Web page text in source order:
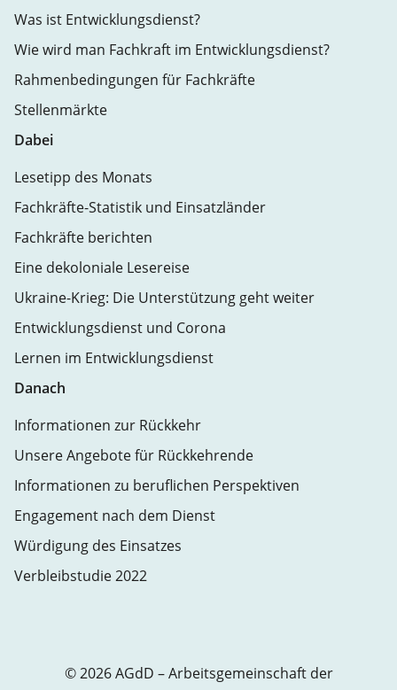
Was ist Entwicklungsdienst?
Wie wird man Fachkraft im Entwicklungsdienst?
Rahmenbedingungen für Fachkräfte
Stellenmärkte
Dabei
Lesetipp des Monats
Fachkräfte-Statistik und Einsatzländer
Fachkräfte berichten
Eine dekoloniale Lesereise
Ukraine-Krieg: Die Unterstützung geht weiter
Entwicklungsdienst und Corona
Lernen im Entwicklungsdienst
Danach
Informationen zur Rückkehr
Unsere Angebote für Rückkehrende
Informationen zu beruflichen Perspektiven
Engagement nach dem Dienst
Würdigung des Einsatzes
Verbleibstudie 2022
© 2026 AGdD – Arbeitsgemeinschaft der